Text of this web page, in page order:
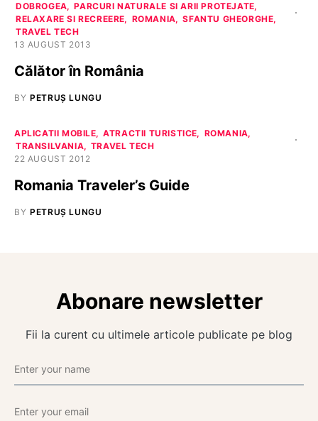
DOBROGEA
PARCURI NATURALE SI ARII PROTEJATE
RELAXARE SI RECREERE
ROMANIA
SFANTU GHEORGHE
TRAVEL TECH
13 AUGUST 2013
Călător în România
BY PETRUȘ LUNGU
APLICATII MOBILE ATRACTII TURISTICE
ROMANIA
TRANSILVANIA
TRAVEL TECH
22 AUGUST 2012
Romania Traveler’s Guide
BY PETRUȘ LUNGU
Abonare newsletter
Fii la curent cu ultimele articole publicate pe blog